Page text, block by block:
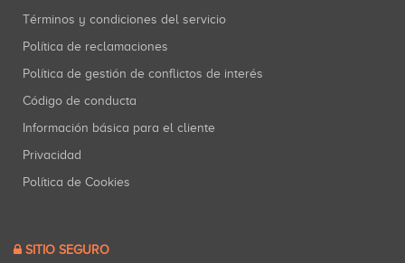
Términos y condiciones del servicio
Política de reclamaciones
Política de gestión de conflictos de interés
Código de conducta
Información básica para el cliente
Privacidad
Política de Cookies
SITIO SEGURO